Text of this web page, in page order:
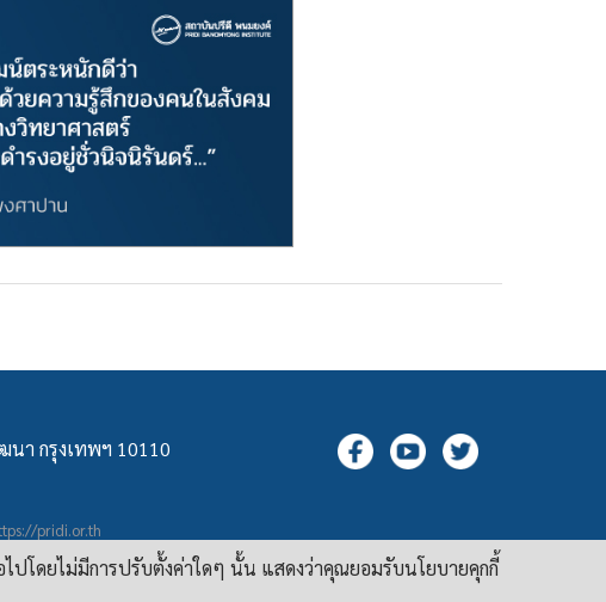
า กรุงเทพฯ 10110
pridi.or.th
ย์ 4.0 สากล
ปโดยไม่มีการปรับตั้งค่าใดๆ นั้น แสดงว่าคุณยอมรับนโยบายคุกกี้